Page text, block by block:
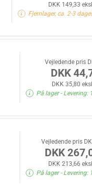
DKK 149,33
Fjernlager, ca. 2-3
Vejledende pris
DKK
DKK 35,80
På lager- Levering:
Vejledende pris
DKK
DKK 213,66
På lager- Levering: